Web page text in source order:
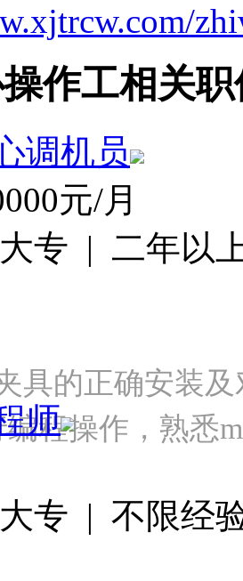
作工相关职
调机员
元/月
专 | 二年以
具的正确安装
编程操作，熟悉
师
专 | 不限经